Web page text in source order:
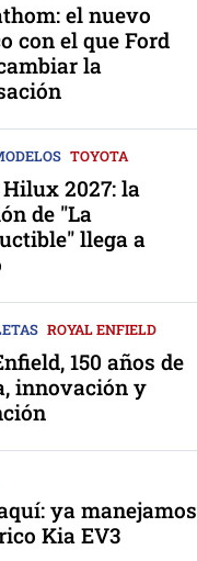
el nuevo
con el que Ford
la
TOYOTA
2027: la
de "La
llega a
ROYAL ENFIELD
150 años de
innovación y
ya manejamos
Kia EV3